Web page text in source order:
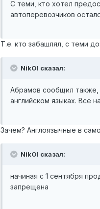
С теми, кто хотел
автоперевозчиков
Т.е. кто забашлял, с теми
NikOl сказал:
Абрамов сообщил также,
английском языках. Все
Зачем? Англоязычные в
NikOl сказал:
начиная с 1 сентября
запрещена